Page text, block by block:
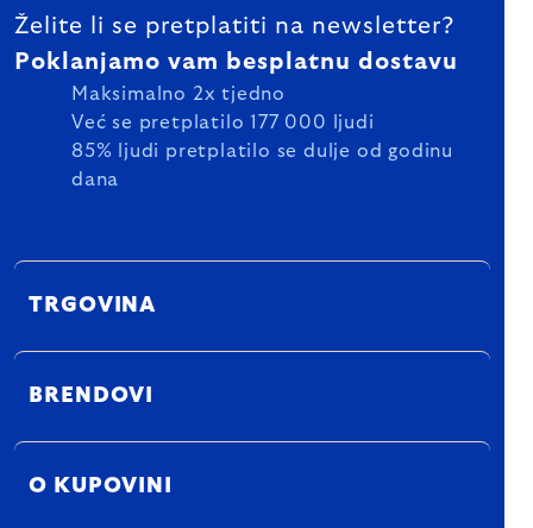
Želite li se pretplatiti na newsletter?
Poklanjamo vam besplatnu dostavu
Maksimalno 2x tjedno
Već se pretplatilo 177 000 ljudi
85% ljudi pretplatilo se dulje od godinu
dana
TRGOVINA
BRENDOVI
O KUPOVINI